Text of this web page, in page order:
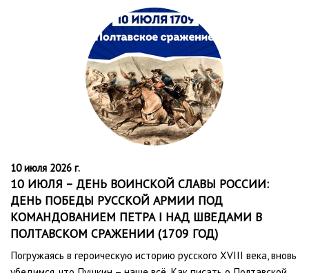
10 июля 2026 г.
10 ИЮЛЯ – ДЕНЬ ВОИНСКОЙ СЛАВЫ РОССИИ:
ДЕНЬ ПОБЕДЫ РУССКОЙ АРМИИ ПОД
КОМАНДОВАНИЕМ ПЕТРА I НАД ШВЕДАМИ В
ПОЛТАВСКОМ СРАЖЕНИИ (1709 ГОД)
Погружаясь в героическую историю русского XVIII века, вновь